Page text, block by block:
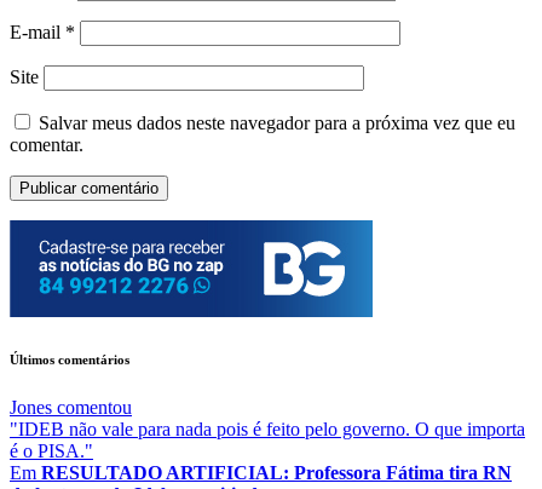
E-mail *
Site
Salvar meus dados neste navegador para a próxima vez que eu
comentar.
Últimos comentários
Jones comentou
"IDEB não vale para nada pois é feito pelo governo. O que importa
é o PISA."
Em RESULTADO ARTIFICIAL: Professora Fátima tira RN